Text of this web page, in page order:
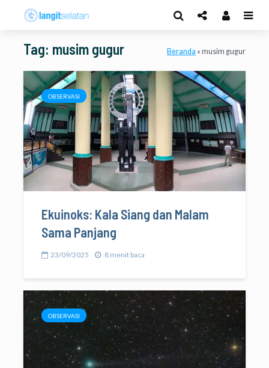
Tag: musim gugur Beranda » musim gugur
OBSERVASI
Ekuinoks: Kala Siang dan Malam
Sama Panjang
23/09/2025 8 menit baca
OBSERVASI